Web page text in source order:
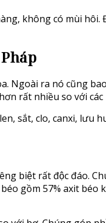
không có mùi
ra nó cũng bao
rất nhiều so với
sắt, clo, canxi, lưu
biệt rất độc đáo.
gồm 57% axit